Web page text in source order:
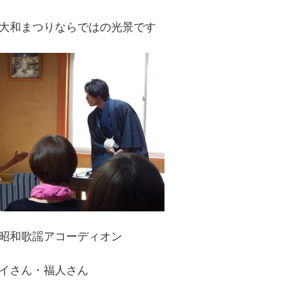
和まつりならではの光景です
和歌謡アコーディオン
さん・福人さん